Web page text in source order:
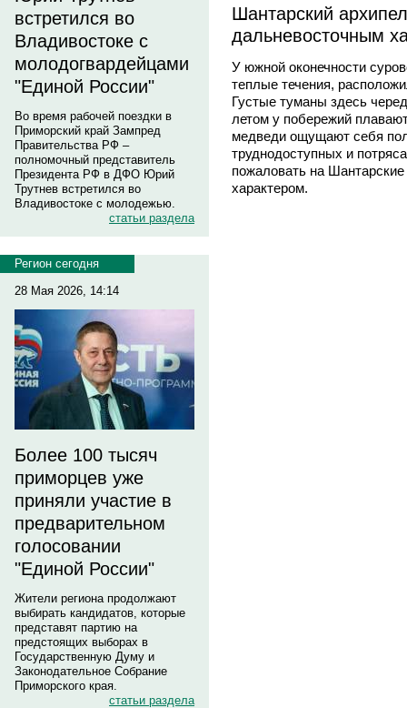
встретился во
Владивостоке с
молодогвардейцами
"Единой России"
Во время рабочей поездки в
Приморский край Зампред
Правительства РФ –
полномочный представитель
Президента РФ в ДФО Юрий
Трутнев встретился во
Владивостоке с молодежью.
статьи раздела
Регион сегодня
28 Мая 2026, 14:14
Более 100 тысяч
приморцев уже
приняли участие в
предварительном
голосовании
"Единой России"
Жители региона продолжают
выбирать кандидатов, которые
представят партию на
предстоящих выборах в
Государственную Думу и
Законодательное Собрание
Приморского края.
статьи раздела
Шантарский
дальневосточным
У южной оконечности
теплые течения,
Густые туманы здесь
летом у побережий
медведи ощущают себя
труднодоступных и
пожаловать на
характером.